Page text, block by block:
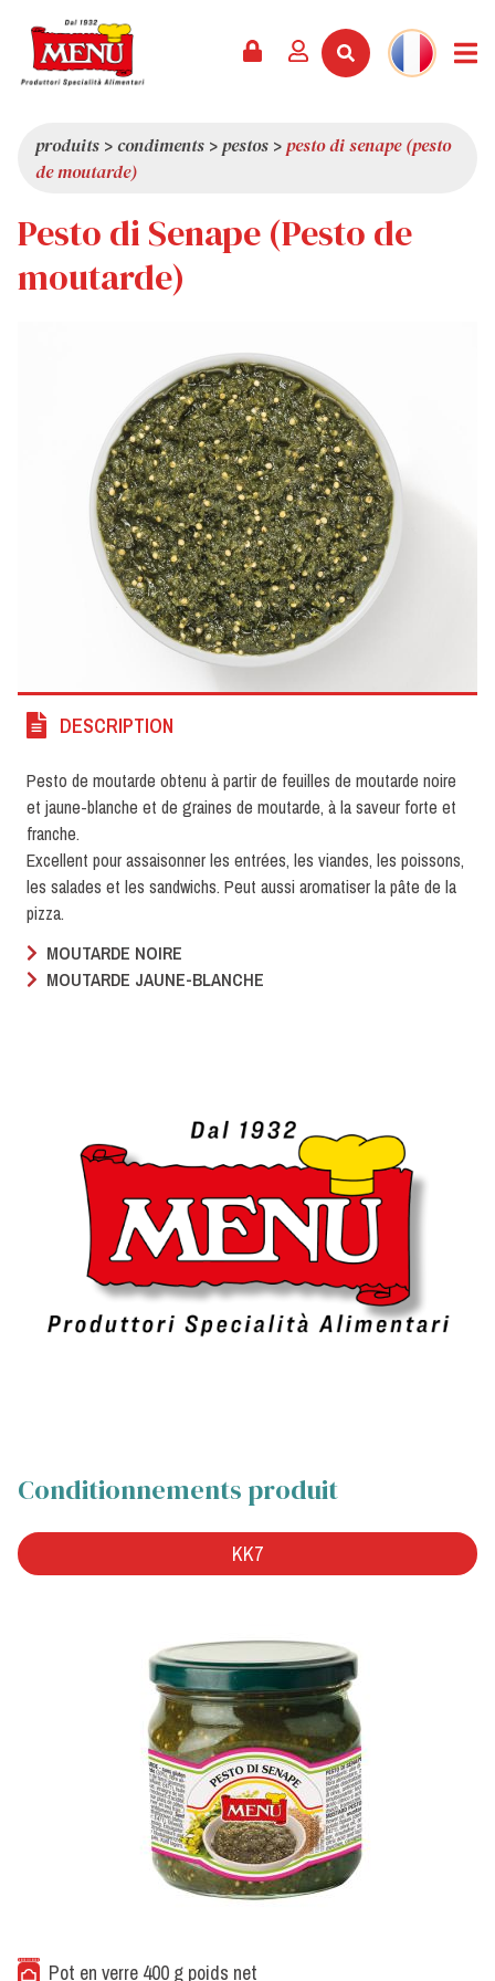
CATALOGUE
SERVICES
DERNIÈRES NOUVEAUTÉS
PRIX
REVUE DE PRESSE
QUI SOMMES-NOUS
QUALITÉ
VALEURS
CURIOSITÉS
produits >condiments >pestos >pesto di senape (pesto
de moutarde)
Pesto di Senape (Pesto de
moutarde)
DESCRIPTION
Pesto de moutarde obtenu à partir de feuilles de moutarde noire
et jaune-blanche et de graines de moutarde, à la saveur forte et
franche.
Excellent pour assaisonner les entrées, les viandes, les poissons,
les salades et les sandwichs. Peut aussi aromatiser la pâte de la
pizza.
MOUTARDE NOIRE
MOUTARDE JAUNE-BLANCHE
Conditionnements produit
KK7
Pot en verre 400 g poids net